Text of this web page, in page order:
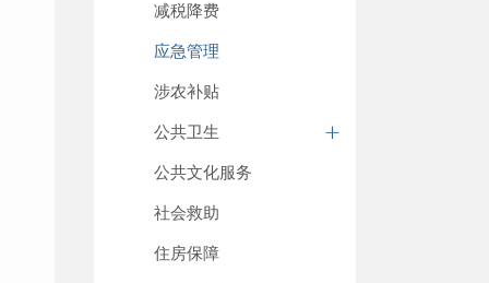
减税降费
应急管理
涉农补贴
公共卫生
公共文化服务
社会救助
住房保障